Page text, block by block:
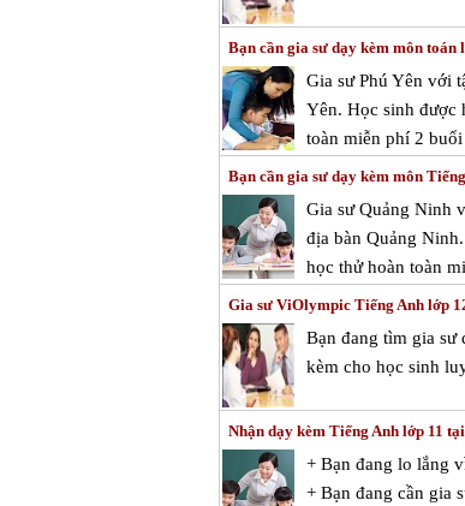
Bạn cần gia sư dạy kèm môn toán
Gia sư Phú Yên với
Yên. Học sinh được
toàn miễn phí 2
Bạn cần gia sư dạy kèm môn
Gia sư Quảng Ninh
địa bàn Quảng
học thử hoàn toàn
Gia sư ViOlympic Tiếng Anh lớp
Bạn đang tìm gia sư
kèm cho học sinh
Nhận dạy kèm Tiếng Anh lớp 11
+ Bạn đang lo lắng
+ Bạn đang cần gia